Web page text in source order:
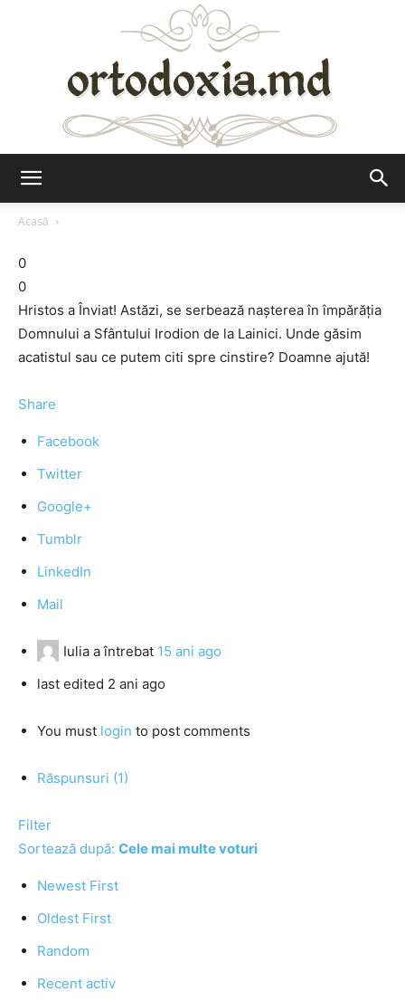
Acasă
0
0
Hristos a Înviat! Astăzi, se serbează nașterea în împărăția
Domnului a Sfântului Irodion de la Lainici. Unde găsim
acatistul sau ce putem citi spre cinstire? Doamne ajută!
Share
Facebook
Twitter
Google+
Tumblr
LinkedIn
Mail
Iulia a întrebat 15 ani ago
last edited 2 ani ago
You must login to post comments
Răspunsuri (1)
Filter
Sortează după: Cele mai multe voturi
Newest First
Oldest First
Random
Recent activ